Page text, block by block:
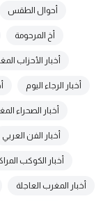
أحوال الطقس
أخ المرحومة
أخبار الأحزاب
أخبار الرجاء اليوم
أخبار الصحراء
أخبار الفن العربي
أخبار الكوكب
أخبار المغرب العاجلة